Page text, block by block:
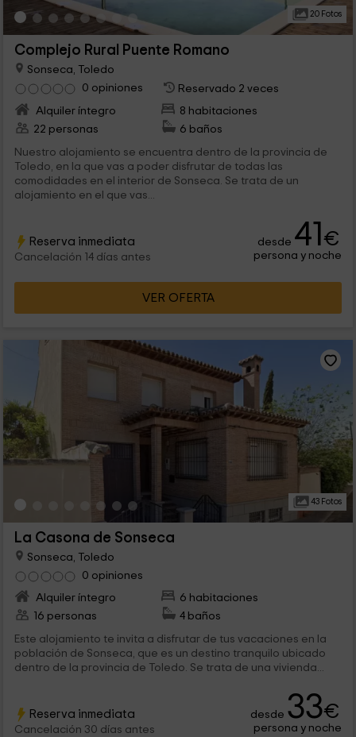
20 Fotos
Complejo Rural Puente Romano
Sonseca, Toledo
0 opiniones
Reservado 2 veces
Alquiler íntegro
8 habitaciones
22 personas
6 baños
Nuestro alojamiento se encuentra dentro de la provincia de
Toledo, en la que vas a poder disfrutar de todas las
comodidades en el interior de Sonseca. Se trata de un
alojamiento en el que vas...
Reserva inmediata
Cancelación 14 días antes
desde 41€
persona y noche
VER OFERTA
43 Fotos
La Casona de Sonseca
Sonseca, Toledo
0 opiniones
Alquiler íntegro
6 habitaciones
16 personas
4 baños
Este alojamiento te invita a disfrutar de tus vacaciones en la
población de Sonseca, que es un destino tranquilo ubicado
dentro de la provincia de Toledo. Se trata de una vivienda...
Reserva inmediata
Cancelación 30 días antes
desde 33€
persona y noche